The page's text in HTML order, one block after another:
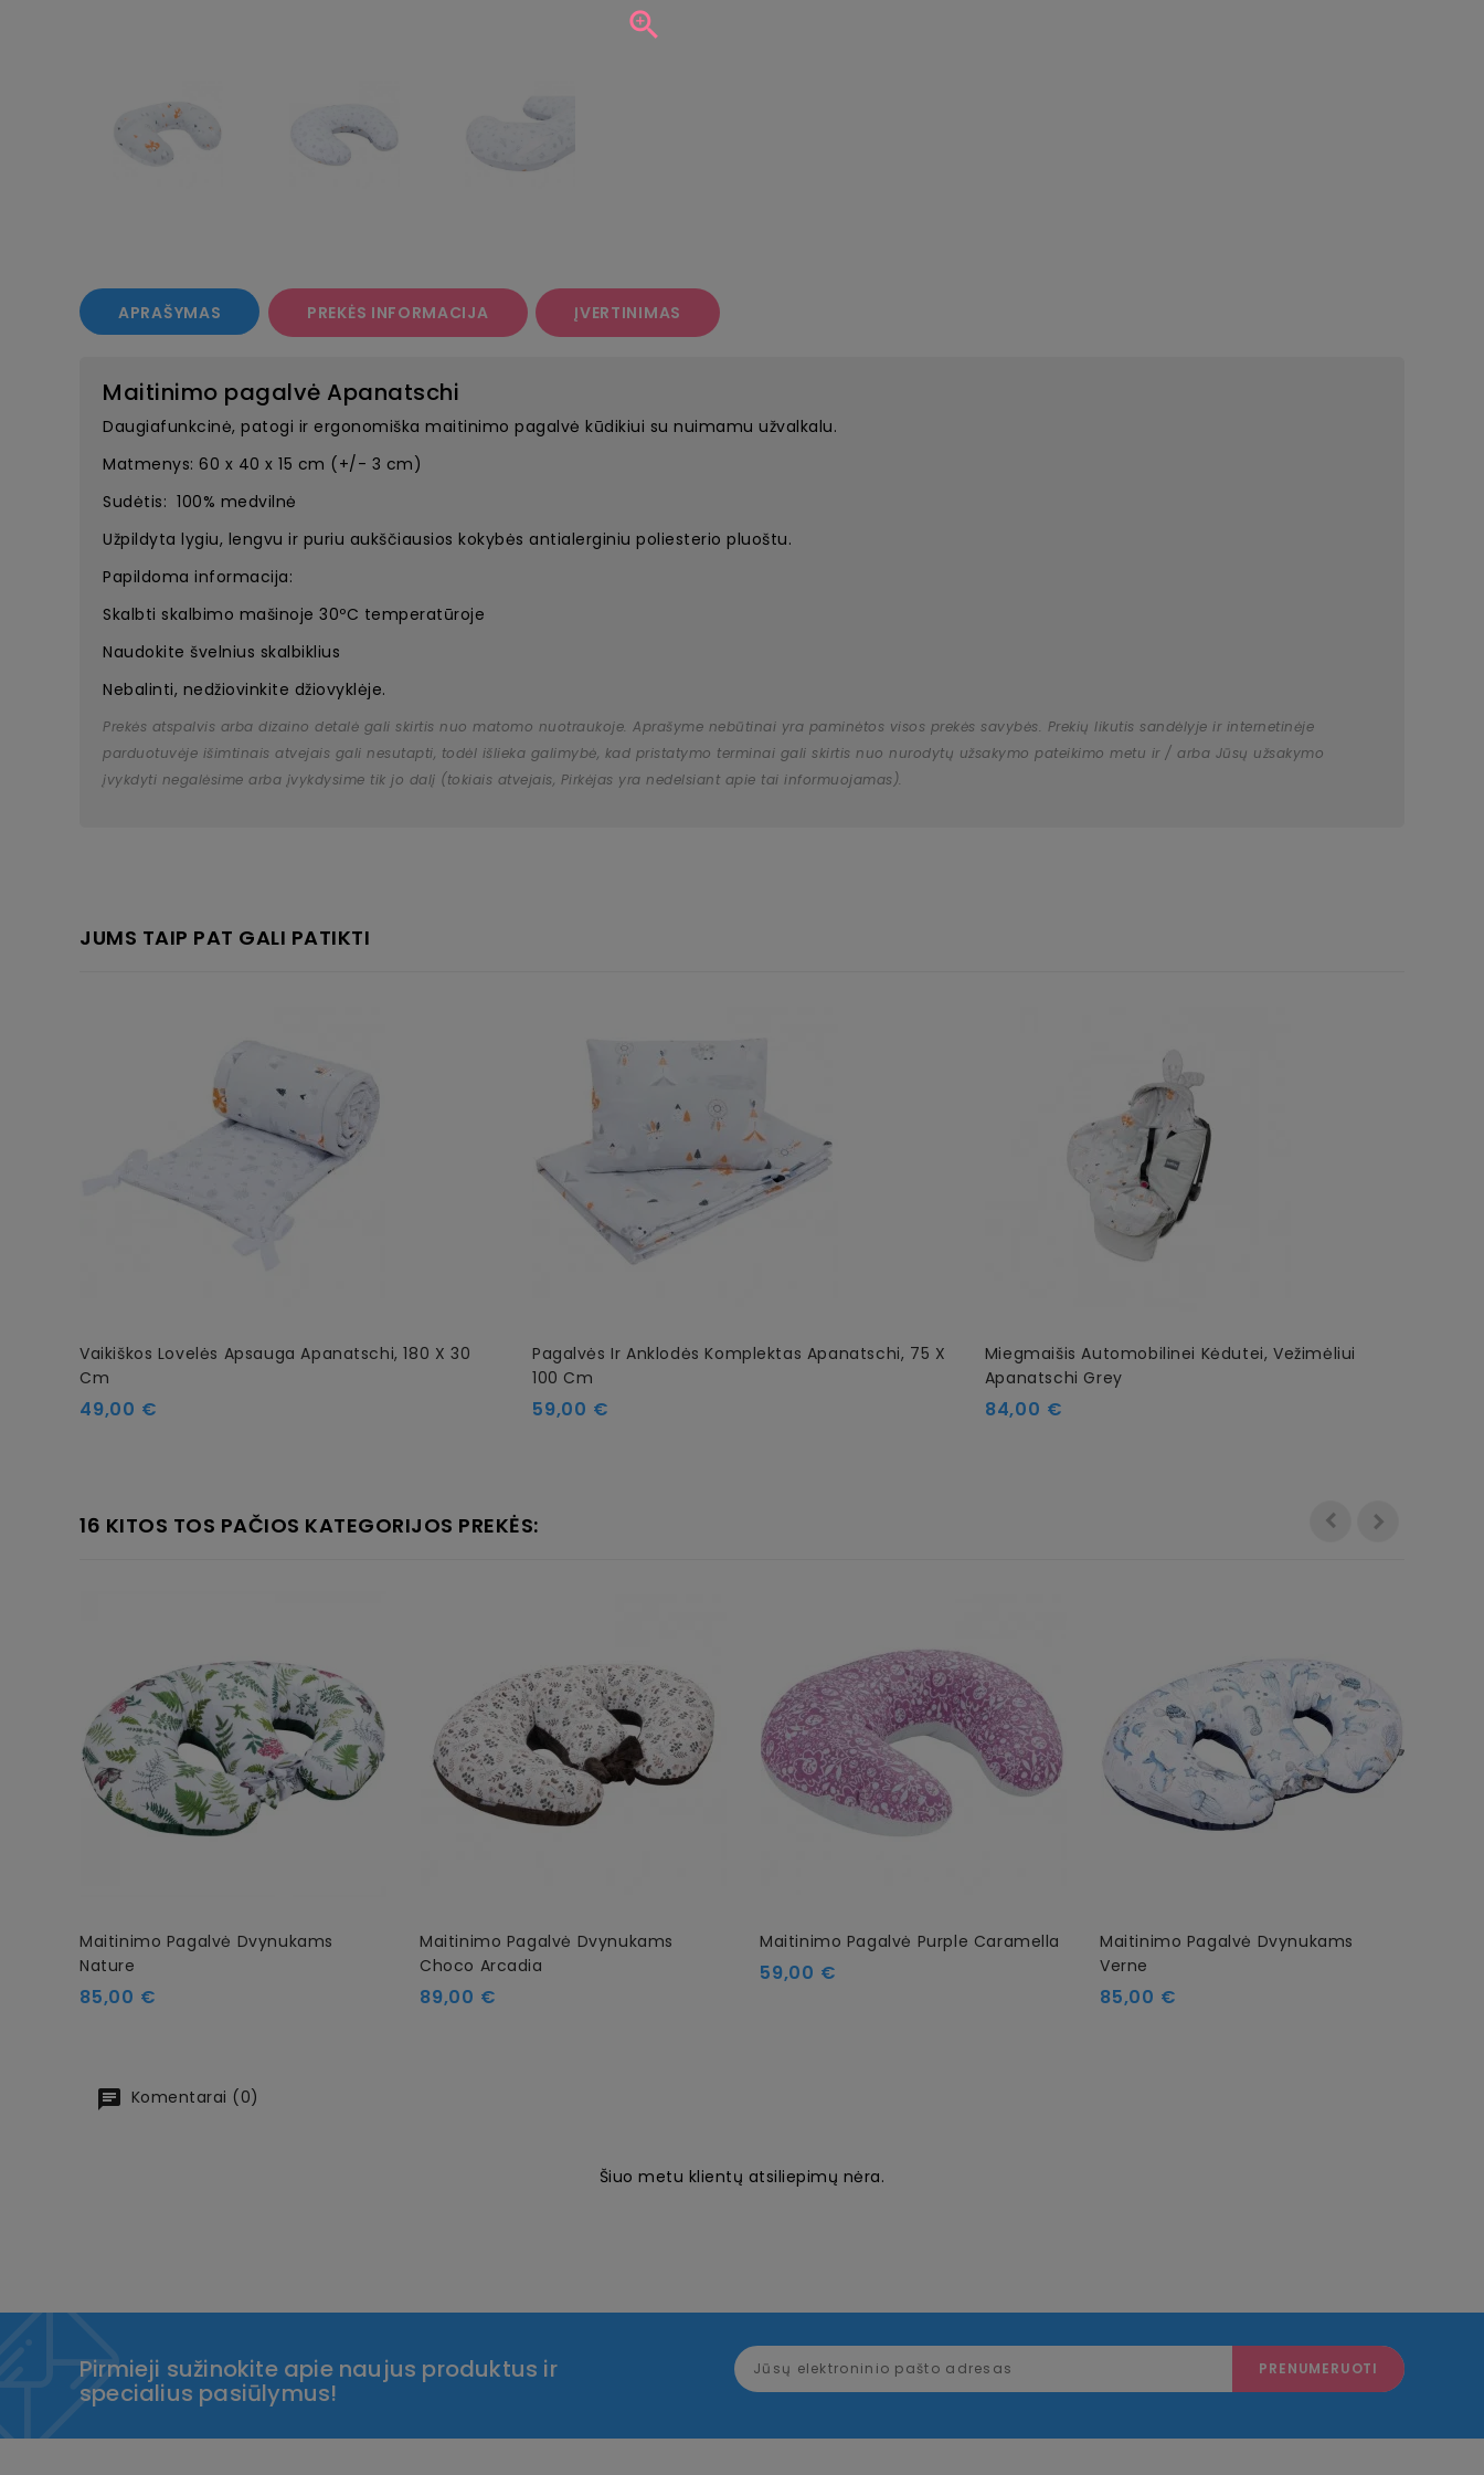

APRAŠYMAS PREKĖS INFORMACIJA ĮVERTINIMAS
Maitinimo pagalvė Apanatschi
Daugiafunkcinė, patogi ir ergonomiška maitinimo pagalvė kūdikiui su nuimamu užvalkalu.
Matmenys: 60 x 40 x 15 cm (+/- 3 cm)
Sudėtis: 100% medvilnė
Užpildyta lygiu, lengvu ir puriu aukščiausios kokybės antialerginiu poliesterio pluoštu.
Papildoma informacija:
Skalbti skalbimo mašinoje 30ºC temperatūroje
Naudokite švelnius skalbiklius
Nebalinti, nedžiovinkite džiovyklėje.
Prekės atspalvis arba dizaino detalė gali skirtis nuo matomo nuotraukoje. Aprašyme nebūtinai yra paminėtos visos prekės savybės. Prekių likutis sandėlyje ir internetinėje
parduotuvėje išimtinais atvejais gali nesutapti, todėl išlieka galimybė, kad pristatymo terminai gali skirtis nuo nurodytų užsakymo pateikimo metu ir / arba Jūsų užsakymo
įvykdyti negalėsime arba įvykdysime tik jo dalį (tokiais atvejais, Pirkėjas yra nedelsiant apie tai informuojamas).
JUMS TAIP PAT GALI PATIKTI
Vaikiškos Lovelės Apsauga Apanatschi, 180 X 30
Cm
Kaina
49,00 €
Pagalvės Ir Anklodės Komplektas Apanatschi, 75 X
100 Cm
Kaina
59,00 €
Miegmaišis Automobilinei Kėdutei, Vežimėliui
Apanatschi Grey
Kaina
84,00 €
16 KITOS TOS PAČIOS KATEGORIJOS PREKĖS:
Maitinimo Pagalvė Dvynukams
Nature
Kaina
85,00 €
Maitinimo Pagalvė Dvynukams
Choco Arcadia
Kaina
89,00 €
Maitinimo Pagalvė Purple Caramella
Kaina
59,00 €
Maitinimo Pagalvė Dvynukams
Verne
Kaina
85,00 €
Komentarai (0)
Šiuo metu klientų atsiliepimų nėra.
Pirmieji sužinokite apie naujus produktus ir
specialius pasiūlymus!